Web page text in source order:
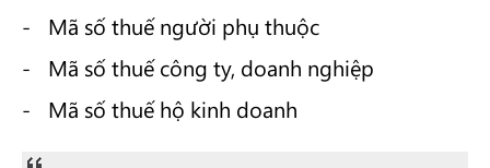
Mã số thuế người phụ thuộc
Mã số thuế công ty, doanh nghiệp
Mã số thuế hộ kinh doanh